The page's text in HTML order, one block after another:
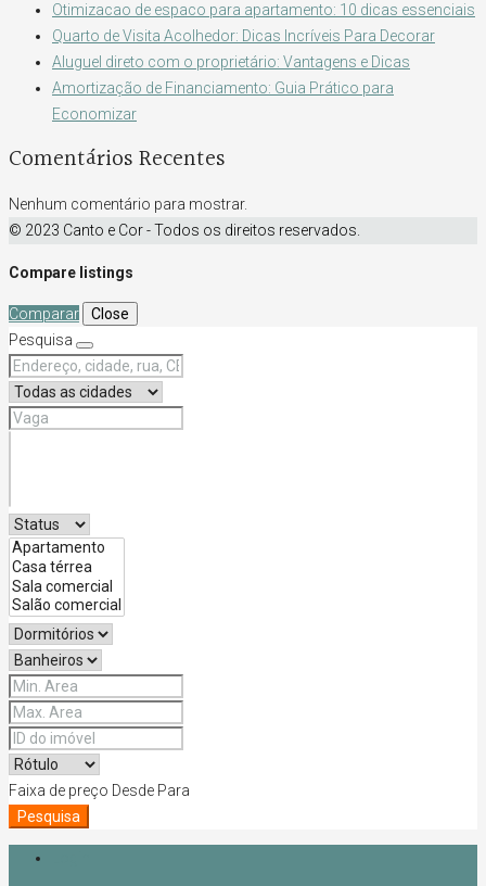
Otimizacao de espaco para apartamento: 10 dicas essenciais
Quarto de Visita Acolhedor: Dicas Incríveis Para Decorar
Aluguel direto com o proprietário: Vantagens e Dicas
Amortização de Financiamento: Guia Prático para
Economizar
Comentários Recentes
Nenhum comentário para mostrar.
© 2023 Canto e Cor - Todos os direitos reservados.
Compare listings
Comparar
Close
Pesquisa
Faixa de preço Desde Para
Pesquisa